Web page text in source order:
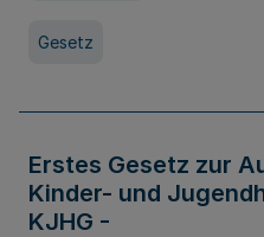
Gesetz
Erstes Gesetz zur
Kinder- und
KJHG -